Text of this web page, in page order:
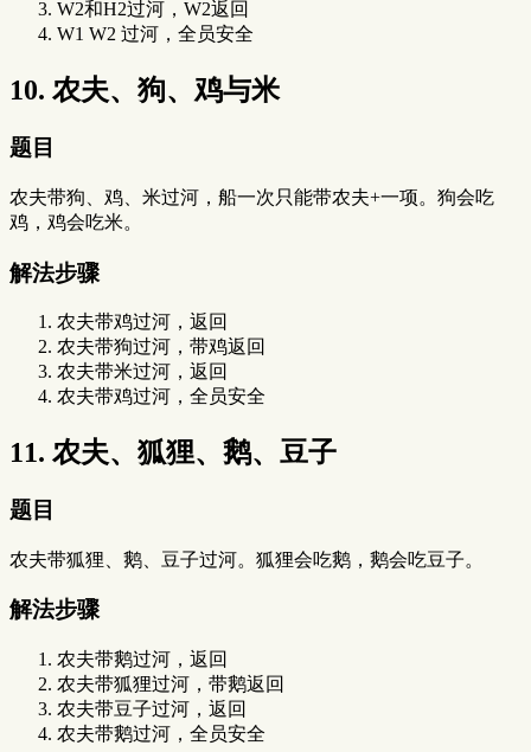
W2和H2过河，W2返回
W1 W2 过河，全员安全
10. 农夫、狗、鸡与米
题目
农夫带狗、鸡、米过河，船一次只能带农夫+一项。狗会吃
鸡，鸡会吃米。
解法步骤
农夫带鸡过河，返回
农夫带狗过河，带鸡返回
农夫带米过河，返回
农夫带鸡过河，全员安全
11. 农夫、狐狸、鹅、豆子
题目
农夫带狐狸、鹅、豆子过河。狐狸会吃鹅，鹅会吃豆子。
解法步骤
农夫带鹅过河，返回
农夫带狐狸过河，带鹅返回
农夫带豆子过河，返回
农夫带鹅过河，全员安全